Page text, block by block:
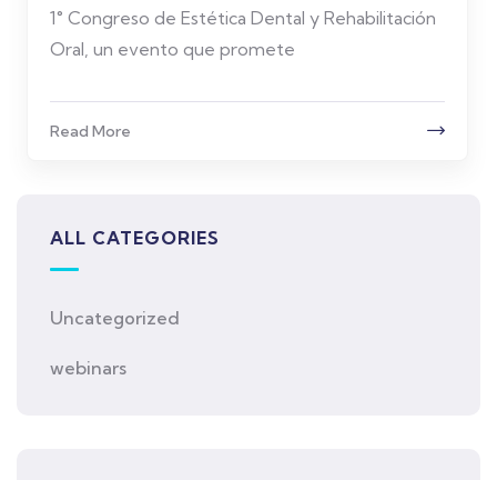
1° Congreso de Estética Dental y Rehabilitación
Oral, un evento que promete
Read More
ALL CATEGORIES
Uncategorized
webinars